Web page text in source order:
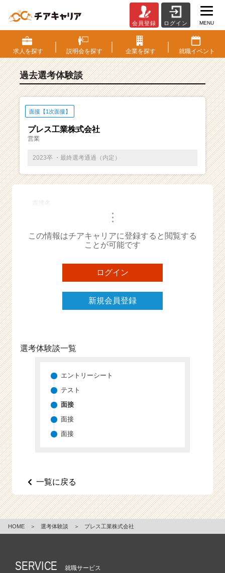
S・
選
考
験
ベ
チ
ー・
成
ら
ス
ト
が
届
く
チ
e
会員登録 ログイン MENU
求人を探す 説明会を探す 企業を探す 就職イベント
過去選考体験談
面接【1次面接】
プレス工業株式会社
営業
2023卒 ・最終選考通過（内定）
面接名
・・・
この情報はチアキャリアに登録すると閲覧する
ことが可能です
ログイン
新規会員登録
選考体験談一覧
エントリーシート
テスト
面接
面接
面接
一覧に戻る
HOME ＞ 選考体験談 ＞ プレス工業株式会社
SERVICE 就職サービス